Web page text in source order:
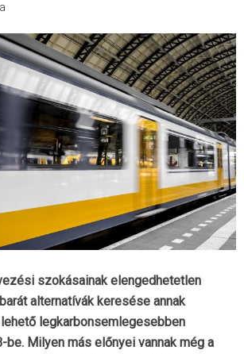
szokásainak elengedhetetlen
alternatívák keresése annak
legkarbonsemlegesebben
be. Milyen más előnyei vannak még a